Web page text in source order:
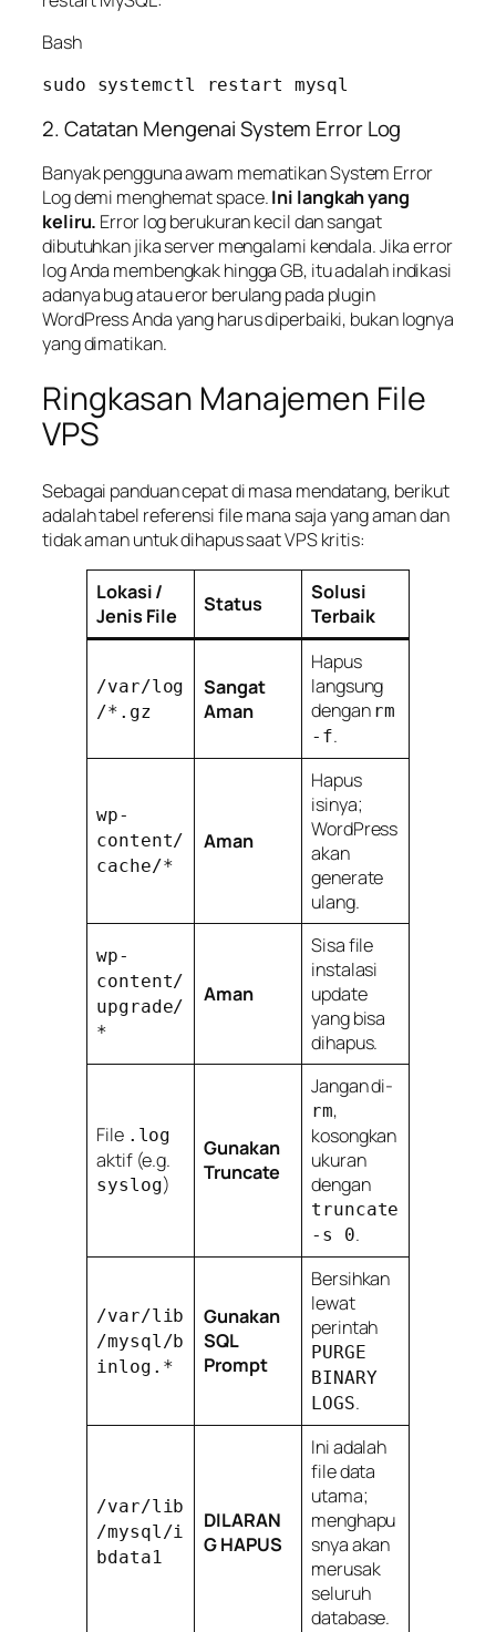
Bash
2. Catatan Mengenai System Error Log
Banyak pengguna awam mematikanSystem Error
Logdemi menghemat space.Ini langkah yang
keliru. Error log berukuran kecil dan sangat
dibutuhkan jika server mengalami kendala. Jika error
log Anda membengkak hingga GB, itu adalah indikasi
adanyabugatau eror berulang pada plugin
WordPress Anda yang harus diperbaiki, bukan lognya
yang dimatikan.
Ringkasan Manajemen File
VPS
Sebagai panduan cepat di masa mendatang, berikut
adalah tabel referensi file mana saja yang aman dan
tidak aman untuk dihapus saat VPS kritis:
Lokasi /
Jenis File
Status
Solusi
Terbaik
/var/log
/*.gz
Sangat
Aman
Hapus
langsung
dengan rm
-f.
wp-
content/
cache/*
Aman
Hapus
isinya;
WordPress
akan
generate
ulang.
wp-
content/
upgrade/
*
Aman
Sisa file
instalasi
update
yang bisa
dihapus.
File .log
aktif (e.g.
syslog)
Gunakan
Truncate
Jangan di-
rm,
kosongkan
ukuran
dengan
truncate
-s 0.
/var/lib
/mysql/b
inlog.*
Gunakan
SQL
Prompt
Bersihkan
lewat
perintah
PURGE
BINARY
LOGS.
/var/lib
/mysql/i
bdata1
DILARAN
G HAPUS
Ini adalah
file data
utama;
menghapu
snya akan
merusak
seluruh
database.